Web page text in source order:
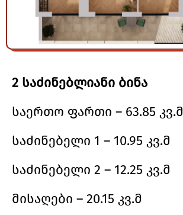
2 საძინებლიანი ბინა
საერთო ფართი – 63.85 კვ.მ
საძინებელი 1 – 10.95 კვ.მ
საძინებელი 2 – 12.25 კვ.მ
მისაღები – 20.15 კვ.მ